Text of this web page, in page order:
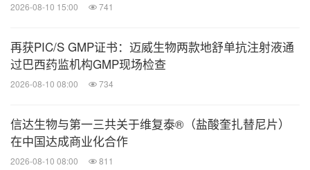
2026-08-10 15:00 741
再获PIC/S GMP证书：迈威生物两款地舒单抗注射液通
过巴西药监机构GMP现场检查
2026-08-10 08:00 734
信达生物与第一三共关于维复泰®（盐酸奎扎替尼片）
在中国达成商业化合作
2026-08-10 08:00 811